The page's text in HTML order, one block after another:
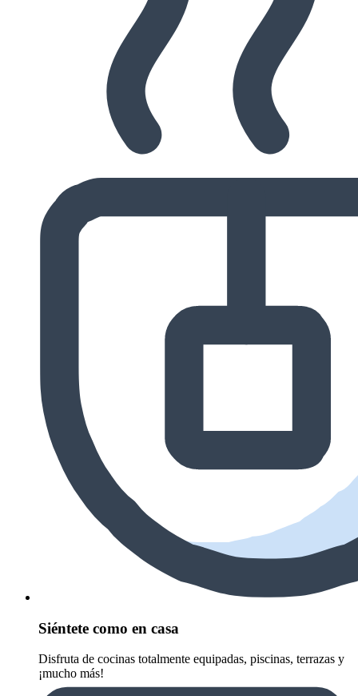
Siéntete como en casa
Disfruta de cocinas totalmente equipadas, piscinas, terrazas y
¡mucho más!